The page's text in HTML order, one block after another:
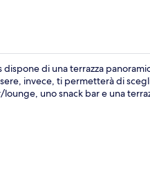
di una terrazza
invece, ti permetterà di
uno snack bar e una